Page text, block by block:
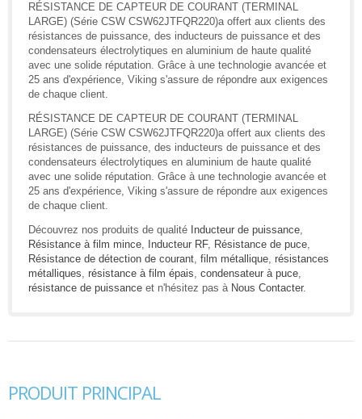
RÉSISTANCE DE CAPTEUR DE COURANT (TERMINAL
LARGE) (Série CSW CSW62JTFQR220)a offert aux clients des
résistances de puissance, des inducteurs de puissance et des
condensateurs électrolytiques en aluminium de haute qualité
avec une solide réputation. Grâce à une technologie avancée et
25 ans d'expérience, Viking s'assure de répondre aux exigences
de chaque client.
RÉSISTANCE DE CAPTEUR DE COURANT (TERMINAL
LARGE) (Série CSW CSW62JTFQR220)a offert aux clients des
résistances de puissance, des inducteurs de puissance et des
condensateurs électrolytiques en aluminium de haute qualité
avec une solide réputation. Grâce à une technologie avancée et
25 ans d'expérience, Viking s'assure de répondre aux exigences
de chaque client.
Découvrez nos produits de qualité Inducteur de puissance
Résistance à film mince Inducteur RF, Résistance de puce
Résistance de détection de courant film métallique résistances
métalliques résistance à film épais condensateur à puce
résistance de puissance et n'hésitez pas à Nous Contacter.
PRODUIT PRINCIPAL